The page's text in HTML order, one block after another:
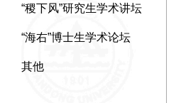
“稷下风”研究生学术讲坛
“海右”博士生学术论坛
其他